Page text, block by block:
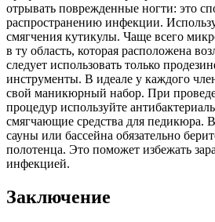
отрывать поврежденные ногти: это
распространению инфекции.
смягчения кутикулы. Чаще всего
в ту область, которая расположена
следует использовать только
инструменты. В идеале у каждого
свой маникюрный набор. При
процедур используйте
смягчающие средства для педикюра.
сауны или бассейна обязательно
полотенца. Это поможет избежать
инфекцией.
Заключение